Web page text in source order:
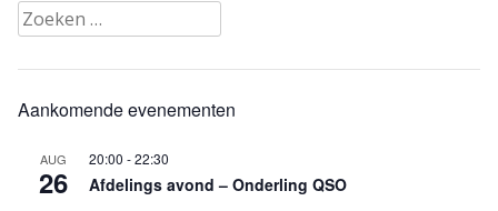
Zoeken
naar:
Aankomende evenementen
AUG
26
20:00 -22:30
Afdelings avond – Onderling QSO